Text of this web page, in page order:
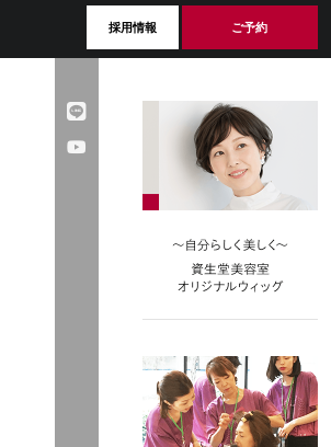
採用情報 ご予約